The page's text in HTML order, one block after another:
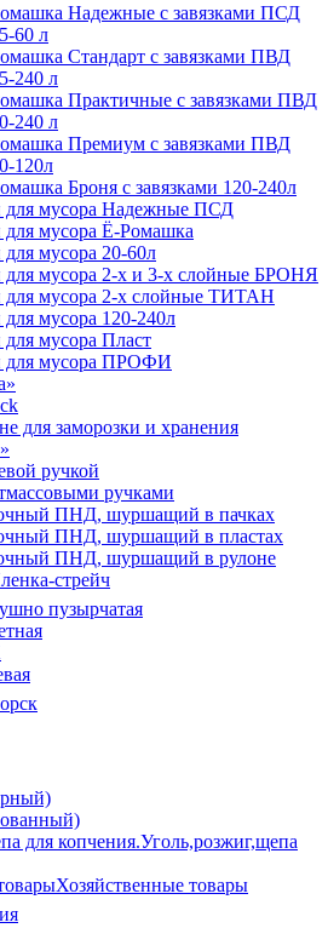
Надежные с завязками ПСД
60 л
Стандарт с завязками ПВД
240 л
Практичные с завязками ПВД
240 л
Премиум с завязками ПВД
120л
Броня с завязками 120-240л
мусора Надежные ПСД
мусора Ё-Ромашка
мусора 20-60л
мусора 2-х и 3-х слойные БРОНЯ
мусора 2-х слойные ТИТАН
мусора 120-240л
мусора Пласт
мусора ПРОФИ
для заморозки и хранения
ручкой
ручками
ПНД, шуршащий в пачках
ПНД, шуршащий в пластах
ПНД, шуршащий в рулоне
стрейч
пузырчатая
Уголь,розжиг,щепа
Хозяйственные товары